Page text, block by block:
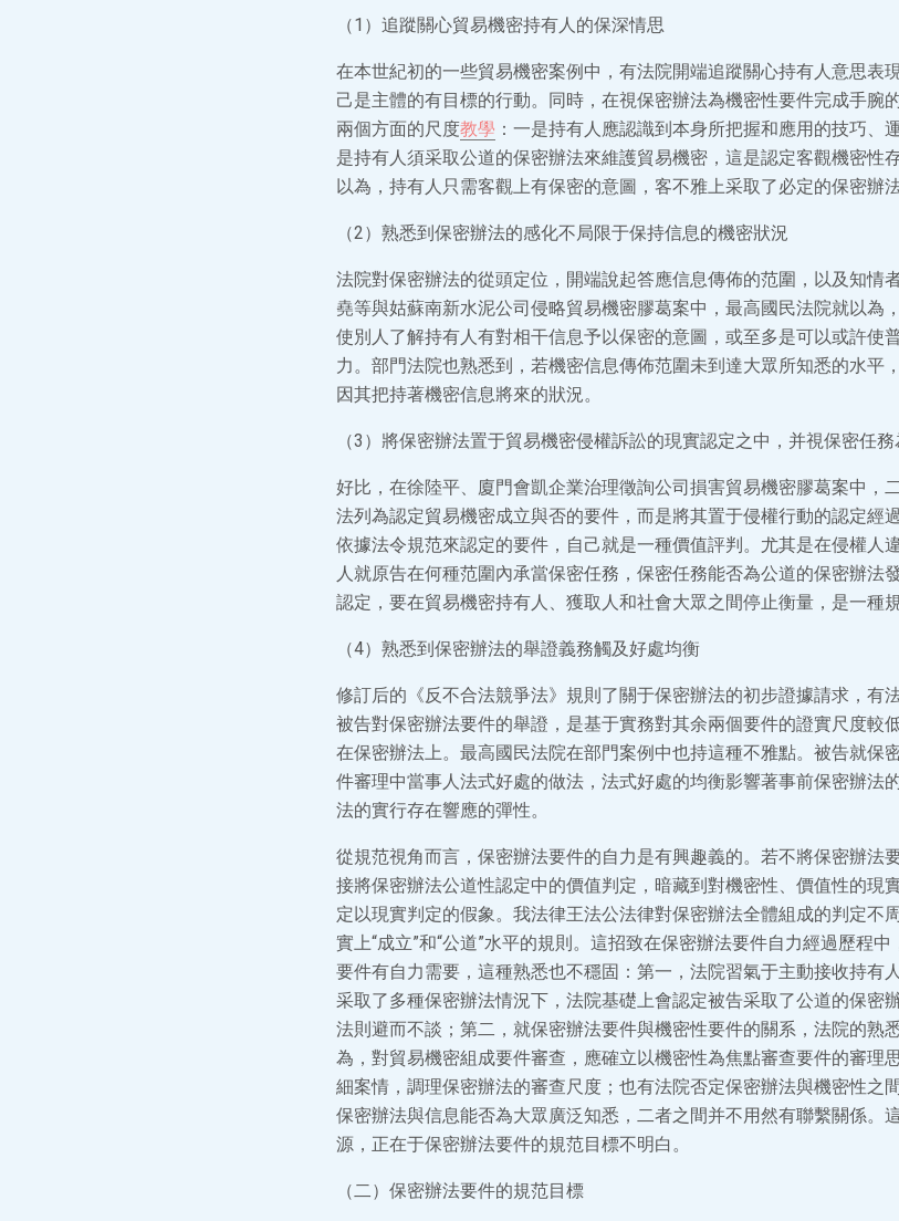
（1）追蹤關心貿易機密持有人的保深情思
在本世紀初的一些貿易機密案例中，有法院開端追蹤關心持有人意思表
己是主體的有目標的行動。同時，在視保密辦法為機密性要件完成手腕
兩個方面的尺度教學 ：一是持有人應認識到本身所把握和應用的技巧、
是持有人須采取公道的保密辦法來維護貿易機密，這是認定客觀機密性
以為，持有人只需客觀上有保密的意圖，客不雅上采取了必定的保密辦
（2）熟悉到保密辦法的感化不局限于保持信息的機密狀況
法院對保密辦法的從頭定位，開端說起答應信息傳佈的范圍，以及知情
堯等與姑蘇南新水泥公司侵略貿易機密膠葛案中，最高國民法院就以為
使別人了解持有人有對相干信息予以保密的意圖，或至多是可以或許使
力。部門法院也熟悉到，若機密信息傳佈范圍未到達大眾所知悉的水平
因其把持著機密信息將來的狀況。
（3）將保密辦法置于貿易機密侵權訴訟的現實認定之中，并視保密任
好比，在徐陸平、廈門會凱企業治理徵詢公司損害貿易機密膠葛案中，
法列為認定貿易機密成立與否的要件，而是將其置于侵權行動的認定經
依據法令規范來認定的要件，自己就是一種價值評判。尤其是在侵權人
人就原告在何種范圍內承當保密任務，保密任務能否為公道的保密辦法
認定，要在貿易機密持有人、獲取人和社會大眾之間停止衡量，是一種規
（4）熟悉到保密辦法的舉證義務觸及好處均衡
修訂后的《反不合法競爭法》規則了關于保密辦法的初步證據請求，有
被告對保密辦法要件的舉證，是基于實務對其余兩個要件的證實尺度較
在保密辦法上。最高國民法院在部門案例中也持這種不雅點。被告就保
件審理中當事人法式好處的做法，法式好處的均衡影響著事前保密辦法
法的實行存在響應的彈性。
從規范視角而言，保密辦法要件的自力是有興趣義的。若不將保密辦法
接將保密辦法公道性認定中的價值判定，暗藏到對機密性、價值性的現
定以現實判定的假象。我法律王法公法律對保密辦法全體組成的判定不
實上“成立”和“公道”水平的規則。這招致在保密辦法要件自力經過歷程
要件有自力需要，這種熟悉也不穩固：第一，法院習氣于主動接收持有
采取了多種保密辦法情況下，法院基礎上會認定被告采取了公道的保密
法則避而不談；第二，就保密辦法要件與機密性要件的關系，法院的熟
為，對貿易機密組成要件審查，應確立以機密性為焦點審查要件的審理
細案情，調理保密辦法的審查尺度；也有法院否定保密辦法與機密性之
保密辦法與信息能否為大眾廣泛知悉，二者之間并不用然有聯繫關係。
源，正在于保密辦法要件的規范目標不明白。
（二）保密辦法要件的規范目標